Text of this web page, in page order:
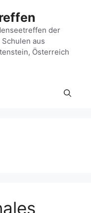
der
aus
Österreich